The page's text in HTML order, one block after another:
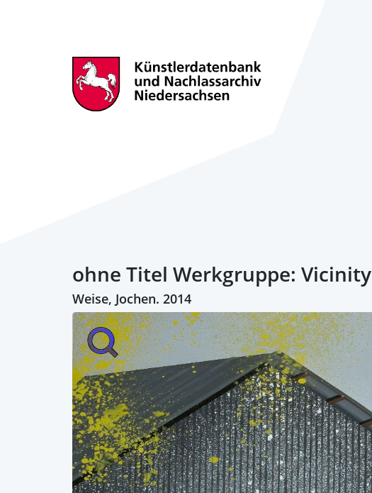
ohne Titel Werkgruppe: Vicinity
Weise, Jochen. 2014